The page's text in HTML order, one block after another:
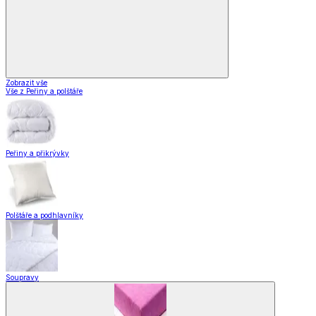
Zobrazit vše
Vše z Peřiny a polštáře
Peřiny a přikrývky
Polštáře a podhlavníky
Soupravy